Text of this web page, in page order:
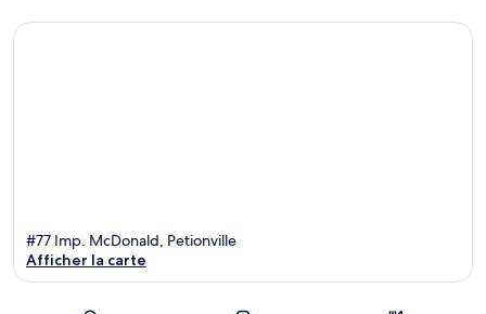
#77 Imp. McDonald, Petionville
Afficher la carte